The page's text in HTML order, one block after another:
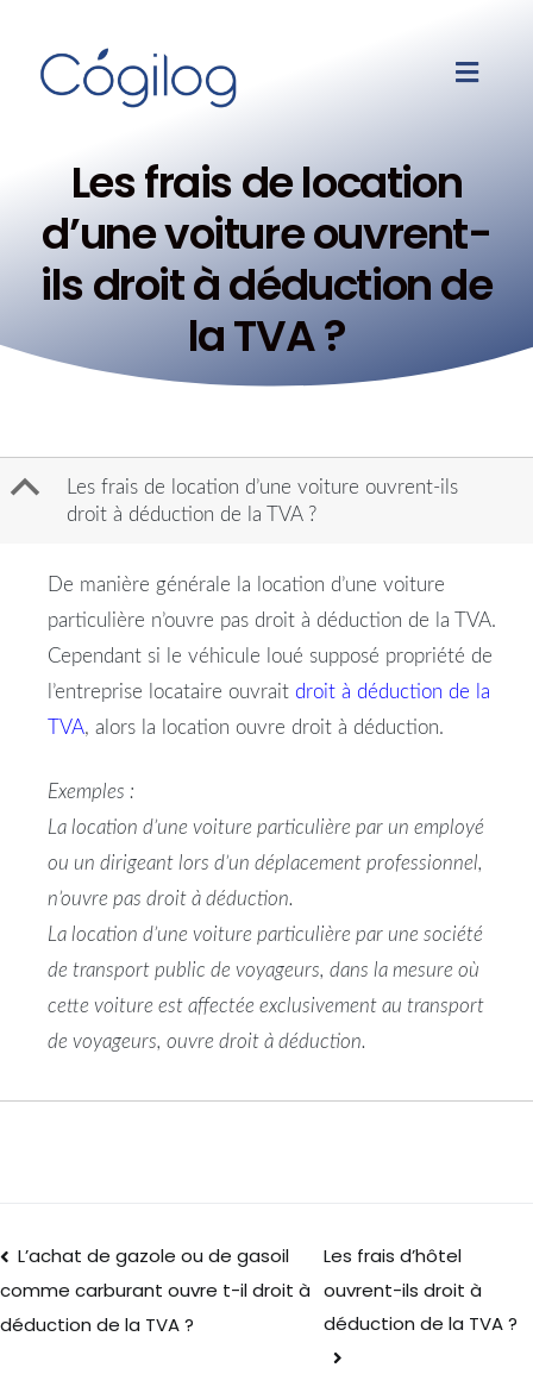
Les frais de location
d’une voiture ouvrent-
ils droit à déduction de
la TVA ?
B
Les frais de location d’une voiture ouvrent-ils
droit à déduction de la TVA ?
De manière générale la location d’une voiture
particulière n’ouvre pas droit à déduction de la TVA.
Cependant si le véhicule loué supposé propriété de
l’entreprise locataire ouvrait droit à déduction de la
TVA, alors la location ouvre droit à déduction.
Exemples :
La location d’une voiture particulière par un employé
ou un dirigeant lors d’un déplacement professionnel,
n’ouvre pas droit à déduction.
La location d’une voiture particulière par une société
de transport public de voyageurs, dans la mesure où
cette voiture est affectée exclusivement au transport
de voyageurs, ouvre droit à déduction.
L’achat de gazole ou de gasoil
comme carburant ouvre t-il droit à
déduction de la TVA ?
Les frais d’hôtel
ouvrent-ils droit à
déduction de la TVA ?